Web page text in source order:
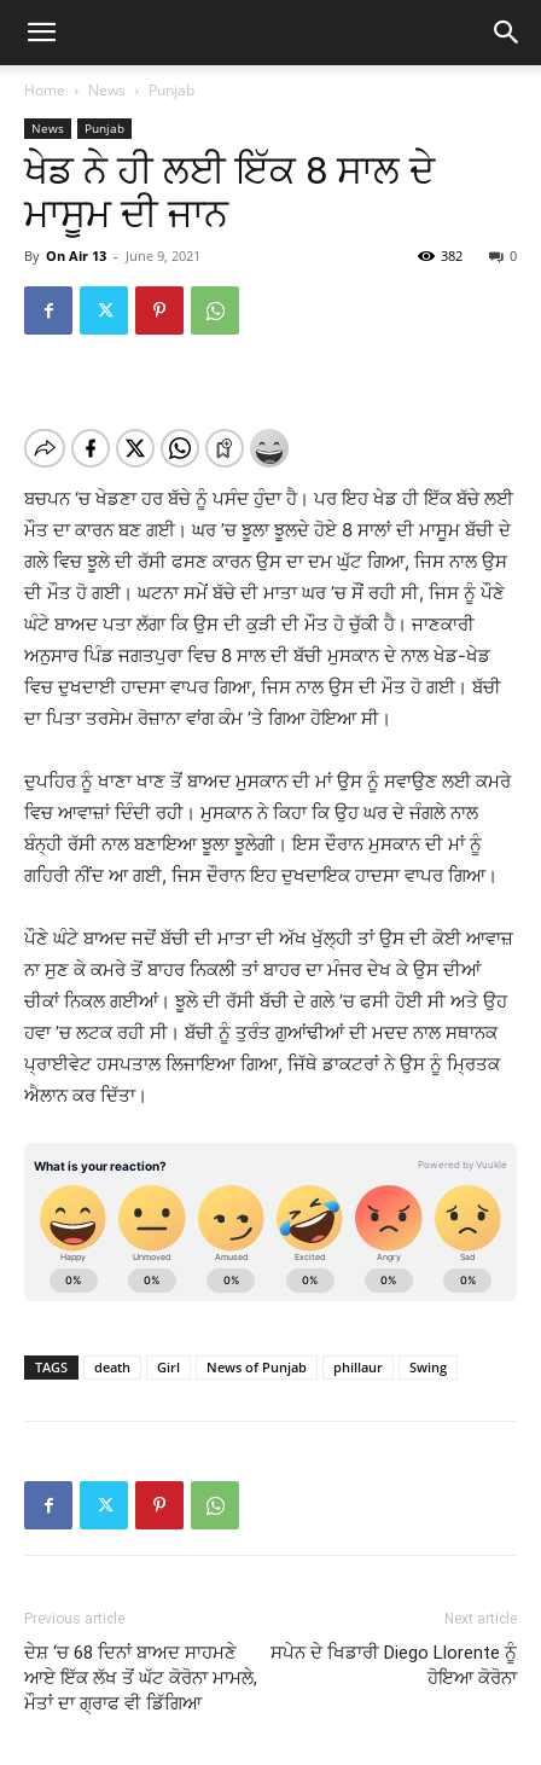
Home News Punjab
News Punjab
ਖੇਡ ਨੇ ਹੀ ਲਈ ਇੱਕ 8 ਸਾਲ ਦੇ
ਮਾਸੂਮ ਦੀ ਜਾਨ
By On Air 13 - June 9, 2021 0
382
ਬਚਪਨ ‘ਚ ਖੇਡਣਾ ਹਰ ਬੱਚੇ ਨੂੰ ਪਸੰਦ ਹੁੰਦਾ ਹੈ। ਪਰ ਇਹ ਖੇਡ ਹੀ ਇੱਕ ਬੱਚੇ ਲਈ
ਮੌਤ ਦਾ ਕਾਰਨ ਬਣ ਗਈ। ਘਰ ’ਚ ਝੂਲਾ ਝੂਲਦੇ ਹੋਏ 8 ਸਾਲਾਂ ਦੀ ਮਾਸੂਮ ਬੱਚੀ ਦੇ
ਗਲੇ ਵਿਚ ਝੂਲੇ ਦੀ ਰੱਸੀ ਫਸਣ ਕਾਰਨ ਉਸ ਦਾ ਦਮ ਘੁੱਟ ਗਿਆ, ਜਿਸ ਨਾਲ ਉਸ
ਦੀ ਮੌਤ ਹੋ ਗਈ। ਘਟਨਾ ਸਮੇਂ ਬੱਚੇ ਦੀ ਮਾਤਾ ਘਰ ’ਚ ਸੌਂ ਰਹੀ ਸੀ, ਜਿਸ ਨੂੰ ਪੌਣੇ
ਘੰਟੇ ਬਾਅਦ ਪਤਾ ਲੱਗਾ ਕਿ ਉਸ ਦੀ ਕੁੜੀ ਦੀ ਮੌਤ ਹੋ ਚੁੱਕੀ ਹੈ। ਜਾਣਕਾਰੀ
ਅਨੁਸਾਰ ਪਿੰਡ ਜਗਤਪੁਰਾ ਵਿਚ 8 ਸਾਲ ਦੀ ਬੱਚੀ ਮੁਸਕਾਨ ਦੇ ਨਾਲ ਖੇਡ-ਖੇਡ
ਵਿਚ ਦੁਖਦਾਈ ਹਾਦਸਾ ਵਾਪਰ ਗਿਆ, ਜਿਸ ਨਾਲ ਉਸ ਦੀ ਮੌਤ ਹੋ ਗਈ। ਬੱਚੀ
ਦਾ ਪਿਤਾ ਤਰਸੇਮ ਰੋਜ਼ਾਨਾ ਵਾਂਗ ਕੰਮ ’ਤੇ ਗਿਆ ਹੋਇਆ ਸੀ।
ਦੁਪਹਿਰ ਨੂੰ ਖਾਣਾ ਖਾਣ ਤੋਂ ਬਾਅਦ ਮੁਸਕਾਨ ਦੀ ਮਾਂ ਉਸ ਨੂੰ ਸਵਾਉਣ ਲਈ ਕਮਰੇ
ਵਿਚ ਆਵਾਜ਼ਾਂ ਦਿੰਦੀ ਰਹੀ। ਮੁਸਕਾਨ ਨੇ ਕਿਹਾ ਕਿ ਉਹ ਘਰ ਦੇ ਜੰਗਲੇ ਨਾਲ
ਬੰਨ੍ਹੀ ਰੱਸੀ ਨਾਲ ਬਣਾਇਆ ਝੂਲਾ ਝੂਲੇਗੀ। ਇਸ ਦੌਰਾਨ ਮੁਸਕਾਨ ਦੀ ਮਾਂ ਨੂੰ
ਗਹਿਰੀ ਨੀਂਦ ਆ ਗਈ, ਜਿਸ ਦੌਰਾਨ ਇਹ ਦੁਖਦਾਇਕ ਹਾਦਸਾ ਵਾਪਰ ਗਿਆ।
ਪੌਣੇ ਘੰਟੇ ਬਾਅਦ ਜਦੋਂ ਬੱਚੀ ਦੀ ਮਾਤਾ ਦੀ ਅੱਖ ਖੁੱਲ੍ਹੀ ਤਾਂ ਉਸ ਦੀ ਕੋਈ ਆਵਾਜ਼
ਨਾ ਸੁਣ ਕੇ ਕਮਰੇ ਤੋਂ ਬਾਹਰ ਨਿਕਲੀ ਤਾਂ ਬਾਹਰ ਦਾ ਮੰਜਰ ਦੇਖ ਕੇ ਉਸ ਦੀਆਂ
ਚੀਕਾਂ ਨਿਕਲ ਗਈਆਂ। ਝੂਲੇ ਦੀ ਰੱਸੀ ਬੱਚੀ ਦੇ ਗਲੇ ’ਚ ਫਸੀ ਹੋਈ ਸੀ ਅਤੇ ਉਹ
ਹਵਾ ’ਚ ਲਟਕ ਰਹੀ ਸੀ। ਬੱਚੀ ਨੂੰ ਤੁਰੰਤ ਗੁਆਂਢੀਆਂ ਦੀ ਮਦਦ ਨਾਲ ਸਥਾਨਕ
ਪ੍ਰਾਈਵੇਟ ਹਸਪਤਾਲ ਲਿਜਾਇਆ ਗਿਆ, ਜਿੱਥੇ ਡਾਕਟਰਾਂ ਨੇ ਉਸ ਨੂੰ ਮ੍ਰਿਤਕ
ਐਲਾਨ ਕਰ ਦਿੱਤਾ।
TAGS death Girl News of Punjab phillaur Swing
Previous article
ਦੇਸ਼ ‘ਚ 68 ਦਿਨਾਂ ਬਾਅਦ ਸਾਹਮਣੇ
ਆਏ ਇੱਕ ਲੱਖ ਤੋਂ ਘੱਟ ਕੋਰੋਨਾ ਮਾਮਲੇ,
ਮੌਤਾਂ ਦਾ ਗ੍ਰਾਫ ਵੀ ਡਿੱਗਿਆ
Next article
ਸਪੇਨ ਦੇ ਖਿਡਾਰੀ Diego Llorente ਨੂੰ
ਹੋਇਆ ਕੋਰੋਨਾ